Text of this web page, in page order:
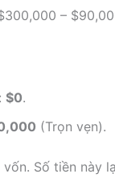
–
$0.
(Trọn vẹn).
vốn. Số tiền này